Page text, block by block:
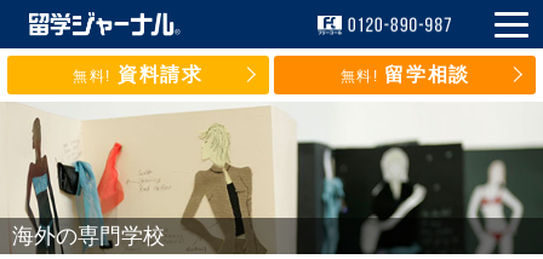
無料! 資料請求 無料! 留学相談
海外の専門学校